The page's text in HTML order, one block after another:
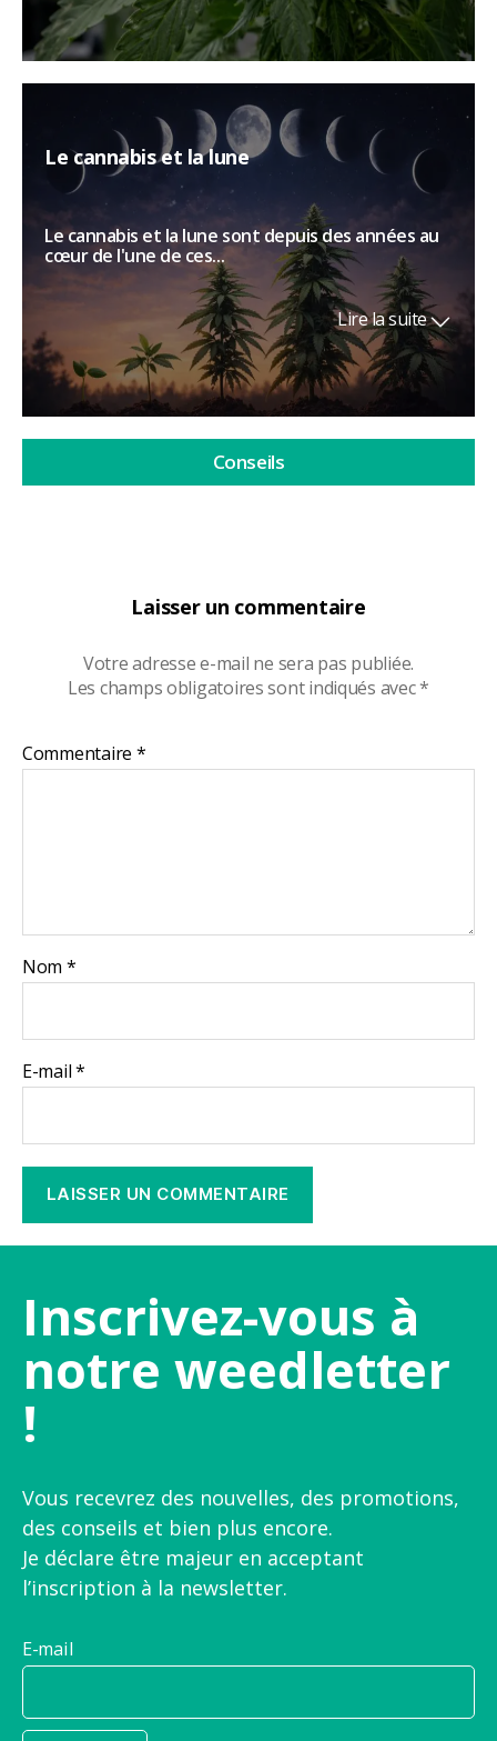
Laisser un commentaire
Votre adresse e-mail ne sera pas publiée.
Les champs obligatoires sont indiqués avec*
Commentaire *
Nom *
E-mail*
Le cannabis et la lune
Le cannabis et la lune sont depuis des années au
cœur de l'une de ces...
Lire la suite
Conseils
Inscrivez-vous à
notre weedletter
!
Vous recevrez des nouvelles, des promotions,
des conseils et bien plus encore.
Je déclare être majeur en acceptant
l’inscription à la newsletter.
E-mail